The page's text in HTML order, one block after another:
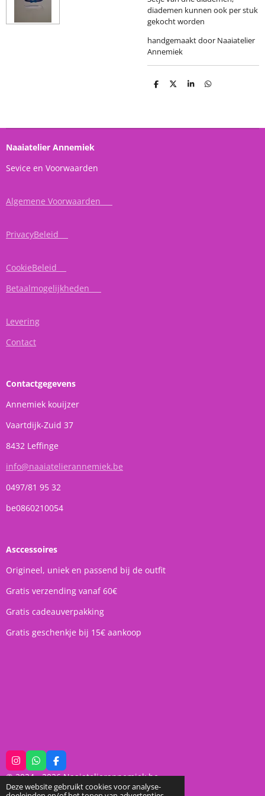
Deze website gebruikt cookies voor analyse-
diademen kunnen ook per stuk
gekocht worden
handgemaakt door Naaiatelier
Annemiek
D
D
S
D
Naaiatelier Annemiek
Sevice en Voorwaarden
Algemene Voorwaarden
PrivacyBeleid
CookieBeleid
Betaalmogelijkheden
Levering
Contact
Contactgegevens
Annemiek kouijzer
Vaartdijk-Zuid 37
8432 Leffinge
info@naaiatelierannemiek.be
0497/81 95 32
be0860210054
Asccessoires
Origineel, uniek en passend bij de outfit
Gratis verzending vanaf 60€
Gratis cadeauverpakking
Gratis geschenkje bij 15€ aankoop
I
n
t
W
h
a
t
F
a
e
© 2024 - 2026 Naaiatelierannemiek.be
Powered byJouwWeb